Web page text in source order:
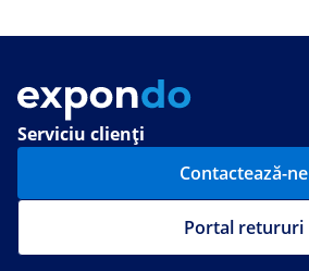
Serviciu clienți
Contactează-ne
Portal retururi